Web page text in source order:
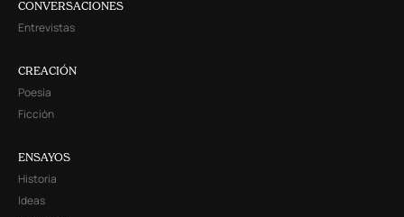
CONVERSACIONES
Entrevistas
CREACIÓN
Poesía
Ficción
ENSAYOS
Historia
Ideas